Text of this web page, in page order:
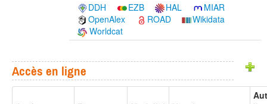
DDH
EZB HAL
MIAR
OpenAlex
ROAD
Wikidata
Worldcat
Accès en ligne